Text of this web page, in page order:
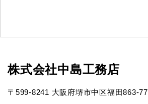
株式会社中島工務店
〒599-8241 大阪府堺市中区福田863-77